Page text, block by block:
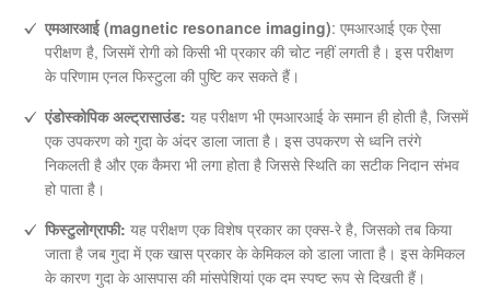
एमआरआई (magnetic resonance imaging): एमआरआई एक ऐसा
परीक्षण है, जिसमें रोगी को किसी भी प्रकार की चोट नहीं लगती है। इस परीक्षण
के परिणाम एनल फिस्टुला की पुष्टि कर सकते हैं।
एंडोस्कोपिक अल्ट्रासाउंड: यह परीक्षण भी एमआरआई के समान ही होती है, जिसमें
एक उपकरण को गुदा के अंदर डाला जाता है। इस उपकरण से ध्वनि तरंगे
निकलती है और एक कैमरा भी लगा होता है जिससे स्थिति का सटीक निदान संभव
हो पाता है।
फिस्टुलोग्राफी: यह परीक्षण एक विशेष प्रकार का एक्स-रे है, जिसको तब किया
जाता है जब गुदा में एक खास प्रकार के केमिकल को डाला जाता है। इस केमिकल
के कारण गुदा के आसपास की मांसपेशियां एक दम स्पष्ट रूप से दिखती हैं।